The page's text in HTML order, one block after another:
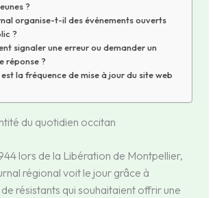
?
organise-t-il des événements ouverts
?
signaler une erreur ou demander un
réponse ?
la fréquence de mise à jour du site web
du quotidien occitan
lors de la Libération de Montpellier,
régional voit le jour grâce à
résistants qui souhaitaient offrir une